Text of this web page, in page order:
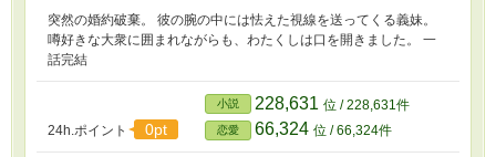
突然の婚約破棄。 彼の腕の中には怯えた視線を送ってくる義妹。
噂好きな大衆に囲まれながらも、わたくしは口を開きました。 一
話完結
24h.ポイント 0pt
小説 228,631 位 / 228,631件
恋愛 66,324 位 / 66,324件